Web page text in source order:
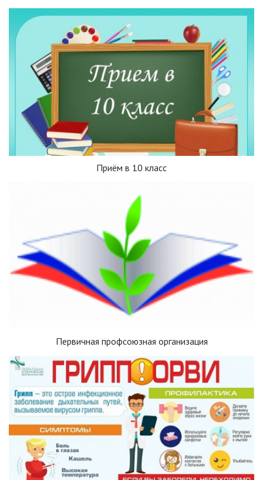
Приём в 10 класс
Первичная профсоюзная организация